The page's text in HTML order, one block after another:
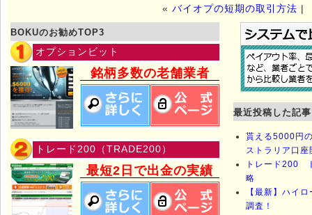
« バイオプの短期の取引方法 |
BOKUのお勧めTOP3
オプションビット
銘柄多数の老舗業者
トレード200（TRADE200）
最短2日で出金の実績
最近投稿した記事
貰える5000円
ストラリア口
トレード200
略
【最新】ハイ
調査！